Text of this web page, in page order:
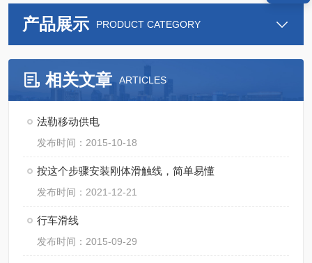
产品展示 PRODUCT CATEGORY
相关文章 ARTICLES
法勒移动供电
发布时间：2015-10-18
按这个步骤安装刚体滑触线，简单易懂
发布时间：2021-12-21
行车滑线
发布时间：2015-09-29